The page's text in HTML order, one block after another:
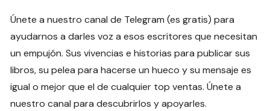
Únete a nuestro canal de Telegram (es gratis) para
ayudarnos a darles voz a esos escritores que necesitan
un empujón. Sus vivencias e historias para publicar sus
libros, su pelea para hacerse un hueco y su mensaje es
igual o mejor que el de cualquier top ventas. Únete a
nuestro canal para descubrirlos y apoyarles.